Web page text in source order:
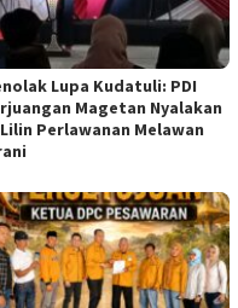
Lupa Kudatuli: PDI
Magetan Nyalakan
Lilin Perlawanan Melawan